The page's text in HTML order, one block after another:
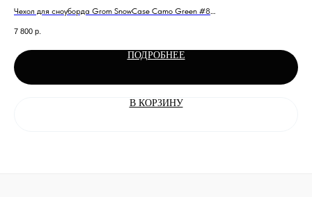
Чехол для сноуборда Grom SnowCase Camo Green #8
7 800 р.
ПОДРОБНЕЕ
В КОРЗИНУ